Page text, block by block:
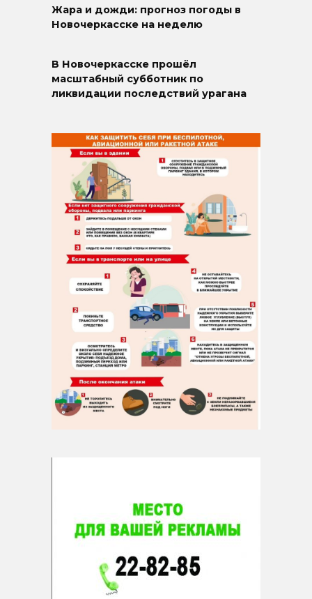
Жара и дожди: прогноз погоды в
Новочеркасске на неделю
В Новочеркасске прошёл
масштабный субботник по
ликвидации последствий урагана